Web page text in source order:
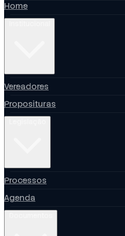
Home
Vereadores
Proposituras
Processos
Agenda